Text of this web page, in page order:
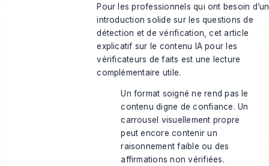
Pour les professionnels qui ont besoin
introduction solide sur les questions de
détection et de vérification, cet article
explicatif sur le contenu IA pour les
vérificateurs de faits est une lecture
complémentaire utile.
Un format soigné ne rend pas le
contenu digne de confiance. Un
carrousel visuellement propre
peut encore contenir un
raisonnement faible ou des
affirmations non vérifiées.